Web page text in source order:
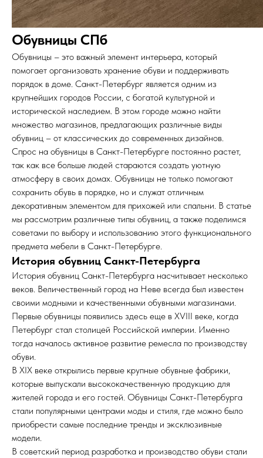
Обувницы СПб
Обувницы – это важный элемент интерьера, который
помогает организовать хранение обуви и поддерживать
порядок в доме. Санкт-Петербург является одним из
крупнейших городов России, с богатой культурной и
исторической наследием. В этом городе можно найти
множество магазинов, предлагающих различные виды
обувниц – от классических до современных дизайнов.
Спрос на обувницы в Санкт-Петербурге постоянно растет,
так как все больше людей стараются создать уютную
атмосферу в своих домах. Обувницы не только помогают
сохранить обувь в порядке, но и служат отличным
декоративным элементом для прихожей или спальни. В статье
мы рассмотрим различные типы обувниц, а также поделимся
советами по выбору и использованию этого функционального
предмета мебели в Санкт-Петербурге.
История обувниц Санкт-Петербурга
История обувниц Санкт-Петербурга насчитывает несколько
веков. Величественный город на Неве всегда был известен
своими модными и качественными обувными магазинами.
Первые обувницы появились здесь еще в XVIII веке, когда
Петербург стал столицей Российской империи. Именно
тогда началось активное развитие ремесла по производству
обуви.
В XIX веке открылись первые крупные обувные фабрики,
которые выпускали высококачественную продукцию для
жителей города и его гостей. Обувницы Санкт-Петербурга
стали популярными центрами моды и стиля, где можно было
приобрести самые последние тренды и эксклюзивные
модели.
В советский период разработка и производство обуви стали